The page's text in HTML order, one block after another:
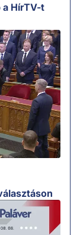
a HírTV-t